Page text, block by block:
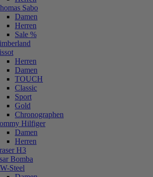
Sabo
Damen
Herren
Sale %
Herren
Damen
TOUCH
Classic
Sport
Gold
Chronographen
Hilfiger
Damen
Herren
H3
Bomba
Steel